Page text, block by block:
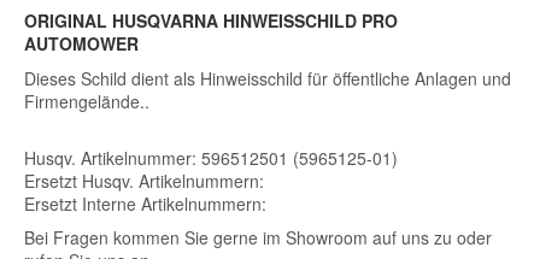
ORIGINAL HUSQVARNA HINWEISSCHILD PRO
AUTOMOWER
Dieses Schild dient als Hinweisschild für öffentliche Anlagen und
Firmengelände..
Husqv. Artikelnummer: 596512501 (5965125-01)
Ersetzt Husqv. Artikelnummern:
Ersetzt Interne Artikelnummern:
Bei Fragen kommen Sie gerne im Showroom auf uns zu oder